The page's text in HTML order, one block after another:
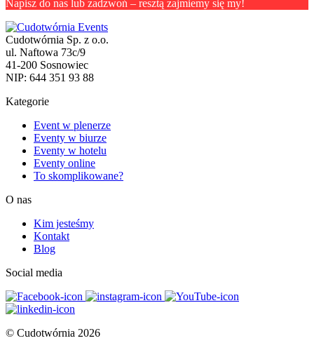
Napisz do nas lub zadzwoń – resztą zajmiemy się my!
Cudotwórnia Sp. z o.o.
ul. Naftowa 73c/9
41-200 Sosnowiec
NIP: 644 351 93 88
Kategorie
Event w plenerze
Eventy w biurze
Eventy w hotelu
Eventy online
To skomplikowane?
O nas
Kim jesteśmy
Kontakt
Blog
Social media
© Cudotwórnia 2026